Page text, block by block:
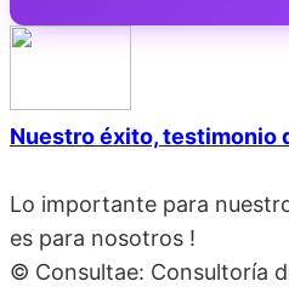
Nuestro éxito, testimonio
Lo importante para
es para nosotros !
© Consultae: Consultoría